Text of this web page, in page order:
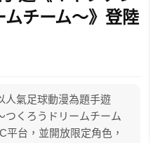
チーム～》登陸
人氣足球動漫為題手遊
つくろうドリームチーム
平台，並開放限定角色，